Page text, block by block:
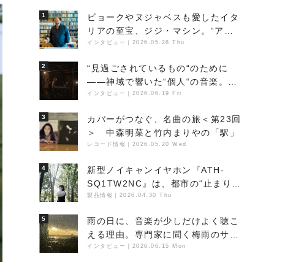
1
ビョークやヌジャベスも愛したイタ
リアの至宝、ジジ・マシン。“アン
ビエントの巨匠”が明かす創作の原
景
インタビュー 2026.05.28 Thu
2
“見過ごされているもの“のために
――神域で響いた“個人“の音楽。冥
丁の『赤城 夜神楽』をレポート
インタビュー 2026.06.19 Fri
3
カバーがつなぐ、名曲の旅＜第23回
＞ 中森明菜と竹内まりやの「駅」
レコード情報 2026.05.20 Wed
4
新型ノイキャンイヤホン『ATH-
SQ1TW2NC』は、都市の“止まり
木”になり得るーシンガーソングラ
製品情報 2026.04.30 Thu
5
雨の日に、音楽が少しだけよく聴こ
える理由。専門家に聞く梅雨のサウ
ンドスケープ
インタビュー 2026.06.15 Mon